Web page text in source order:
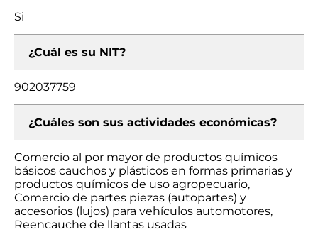
Si
¿Cuál es su NIT?
902037759
¿Cuáles son sus actividades económicas?
Comercio al por mayor de productos químicos
básicos cauchos y plásticos en formas primarias y
productos químicos de uso agropecuario,
Comercio de partes piezas (autopartes) y
accesorios (lujos) para vehículos automotores,
Reencauche de llantas usadas